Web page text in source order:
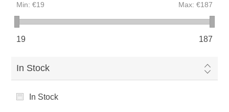
Min: €19 Max: €187
19 187
In Stock
In Stock